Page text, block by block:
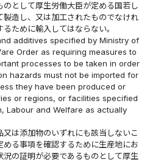
のとして厚生労働大臣が定める国若し
製造し、又は加工されたものでなけれ
ために輸入してはならない。
additives specified by Ministry of
Order as requiring measures to
processes to be taken in order
hazards must not be imported for
they have been produced or
or regions, or facilities specified
Labour and Welfare as actually
は添加物のいずれにも該当しないこ
める事項を確認するために生産地にお
況の証明が必要であるものとして厚生